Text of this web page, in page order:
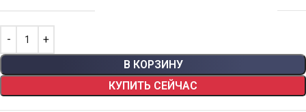
В КОРЗИНУ
КУПИТЬ СЕЙЧАС